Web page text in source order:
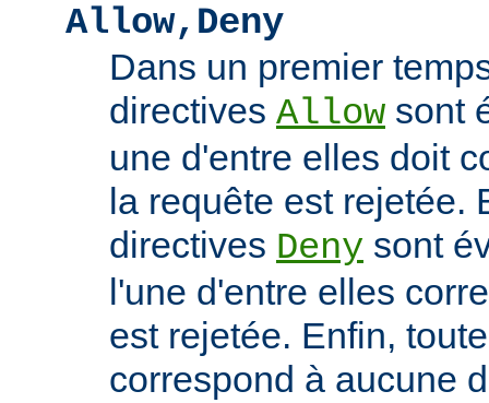
Allow,Deny
Dans un premier
directives Allow sont
une d'entre elles doit
la requête est rejetée.
directives Deny sont
l'une d'entre elles
est rejetée. Enfin,
correspond à aucune